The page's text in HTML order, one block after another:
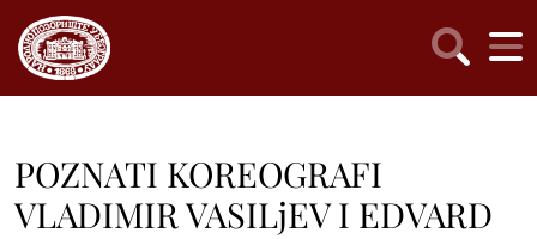
POZNATI KOREOGRAFI
VLADIMIR VASILjEV I EDVARD